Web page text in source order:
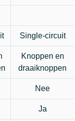
Single-circuit
Knoppen en
draaiknoppen
Nee
Ja